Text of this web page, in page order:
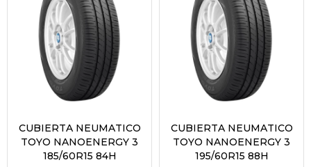
CUBIERTA NEUMATICO
TOYO NANOENERGY 3
185/60R15 84H
CUBIERTA NEUMATICO
TOYO NANOENERGY 3
195/60R15 88H